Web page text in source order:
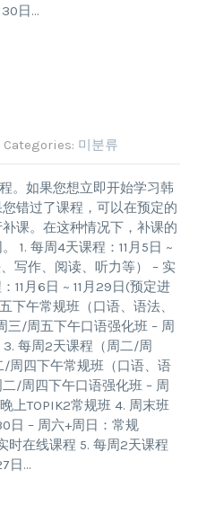
30日…
Categories: 미분류
。如果您想立即开始学习韩
错过了课程，可以在预定的
课。在这种情况下，补课的
1. 每周4天课程：11月5日 ~
写作、阅读、听力等） – 实
11月6日 ~ 11月29日(预定进
下午常规班（口语、语法、
三/周五下午口语强化班 – 周
每周2天课程（周二/周
/周四下午常规班（口语、语
/周四下午口语强化班 – 周
上TOPIK2常规班 4. 周末班
日 – 周六+周日：常规
时在线课程 5. 每周2天课程
日…